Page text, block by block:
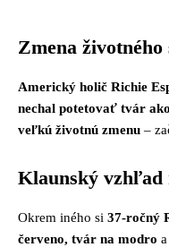
Zmena životného
Americký holič Richie
nechal potetovať tvár
veľkú životnú zmenu –
Klaunský vzhľad
Okrem iného si 37-ročný
červeno, tvár na modro